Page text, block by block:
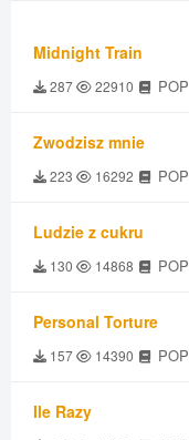
Midnight Train
287 22910 POP
Zwodzisz mnie
223 16292 POP
Ludzie z cukru
130 14868 POP
Personal Torture
157 14390 POP
Ile Razy